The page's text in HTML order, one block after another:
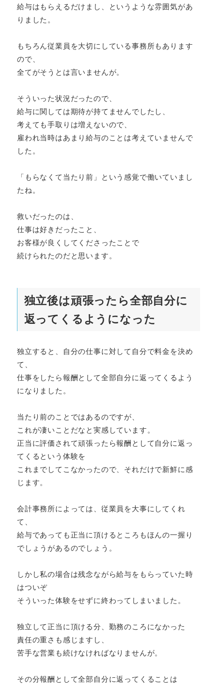
給与はもらえるだけまし、というような雰囲気があ
りました。
もちろん従業員を大切にしている事務所もあります
ので、
全てがそうとは言いませんが。
そういった状況だったので、
給与に関しては期待が持てませんでしたし、
考えても手取りは増えないので、
雇われ当時はあまり給与のことは考えていませんで
した。
「もらなくて当たり前」という感覚で働いていまし
たね。
救いだったのは、
仕事は好きだったこと、
お客様が良くしてくださったことで
続けられたのだと思います。
独立後は頑張ったら全部自分に
返ってくるようになった
独立すると、自分の仕事に対して自分で料金を決め
て、
仕事をしたら報酬として全部自分に返ってくるよう
になりました。
当たり前のことではあるのですが、
これが凄いことだなと実感しています。
正当に評価されて頑張ったら報酬として自分に返っ
てくるという体験を
これまでしてこなかったので、それだけで新鮮に感
じます。
会計事務所によっては、従業員を大事にしてくれ
て、
給与であっても正当に頂けるところもほんの一握り
でしょうがあるのでしょう。
しかし私の場合は残念ながら給与をもらっていた時
はついぞ
そういった体験をせずに終わってしまいました。
独立して正当に頂ける分、勤務のころになかった
責任の重さも感じますし、
苦手な営業も続けなければなりませんが。
その分報酬として全部自分に返ってくることは